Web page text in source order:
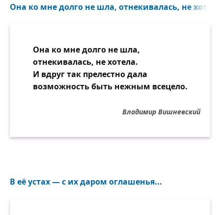
Она ко мне долго не шла, отнекивалась, не
Она ко мне долго не шла,
отнекивалась, не хотела.
И вдруг так прелестно дала
возможность быть нежным всецело.
Владимир Вишневский
В её устах — с их даром оглашенья...